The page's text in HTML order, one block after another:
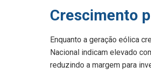
Crescimento
Enquanto a geração eólica
Nacional indicam elevado
reduzindo a margem para